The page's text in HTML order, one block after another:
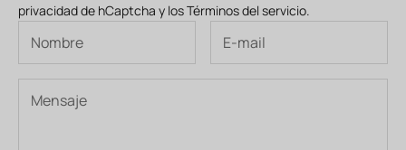
privacidad de hCaptcha y losTérminos del servicio.